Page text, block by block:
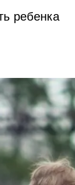
ребенка